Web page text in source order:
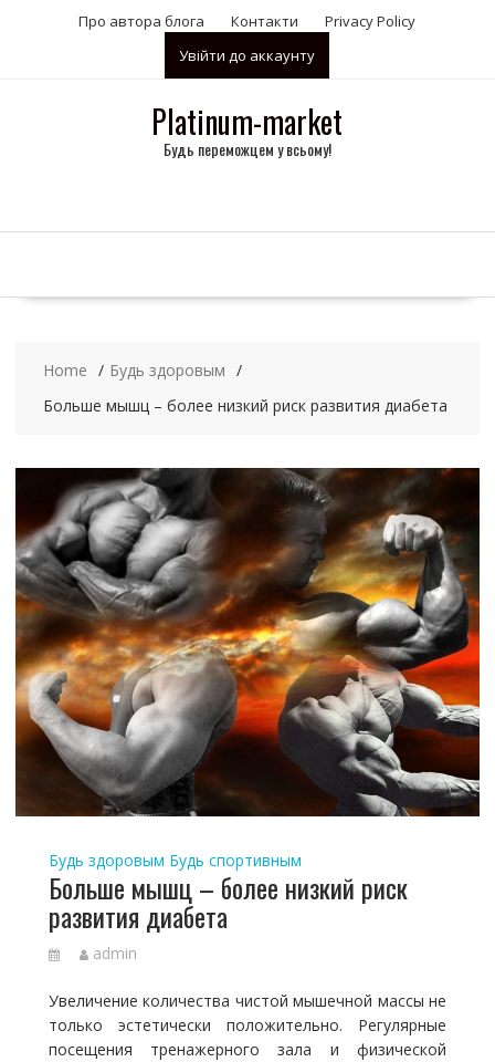
t
t
Про автора блога Контакти
Privacy Policy
Увійти до аккаунту
Platinum-market
Будь переможцем у всьому!
Home
Будь здоровым
Больше мышц – более низкий риск развития диабета
Будь здоровым Будь спортивным
Больше мышц – более низкий риск
развития диабета
admin
Увеличение количества чистой мышечной массы не
только эстетически положительно. Регулярные
посещения тренажерного зала и физической